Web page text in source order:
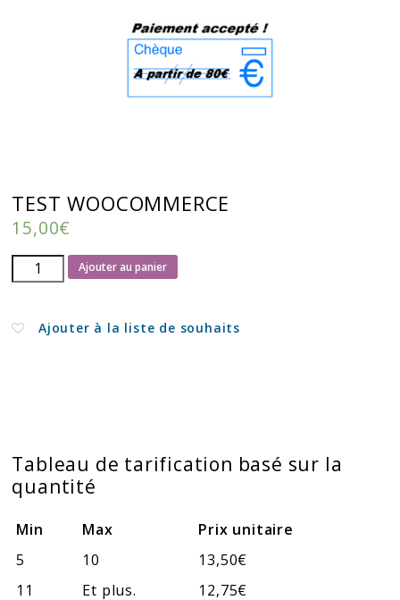
TEST WOOCOMMERCE
15,00€
quantité
de
WOOCOMMERCE
Ajouter au panier
Ajouter à la liste de souhaits
Tableau de tarification basé sur la
quantité
Min Max
Prix unitaire
5
10 13,50€
11
Et plus. 12,75€